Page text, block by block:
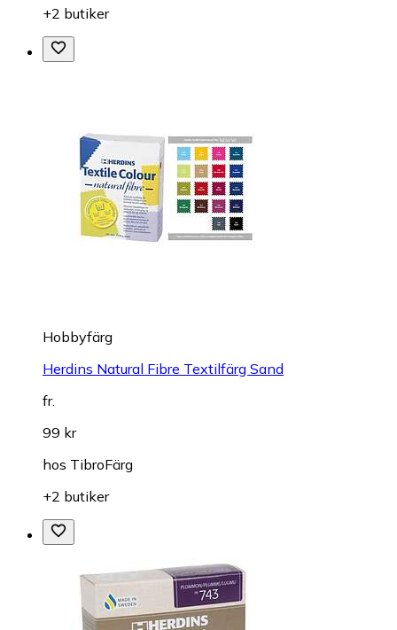
+2 butiker
Hobbyfärg
Herdins Natural Fibre Textilfärg Sand
fr.
99 kr
hos TibroFärg
+2 butiker